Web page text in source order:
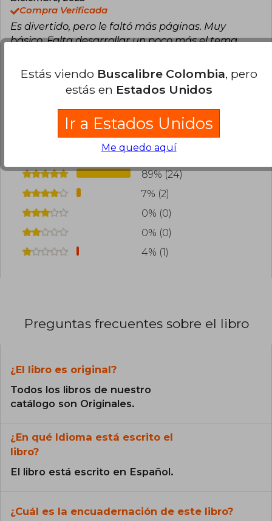
Compra Verificada
Es divertido, pero le faltó más páginas. Muy
básico. Falta desarrollar un poco más el tema
¿Leíste este libro? Inicia sesión para poder
agregar tu propia evaluación.
89% (24)
7% (2)
0% (0)
0% (0)
4% (1)
Preguntas frecuentes sobre el libro
¿El libro es original?
Todos los libros de nuestro
catálogo son Originales.
¿En qué Idioma está escrito el
libro?
El libro está escrito en Español.
¿Cuál es la encuadernación de este libro?
Estás viendo Buscalibre Colombia, pero
estás en Estados Unidos
Ir a Estados Unidos
Me quedo aquí